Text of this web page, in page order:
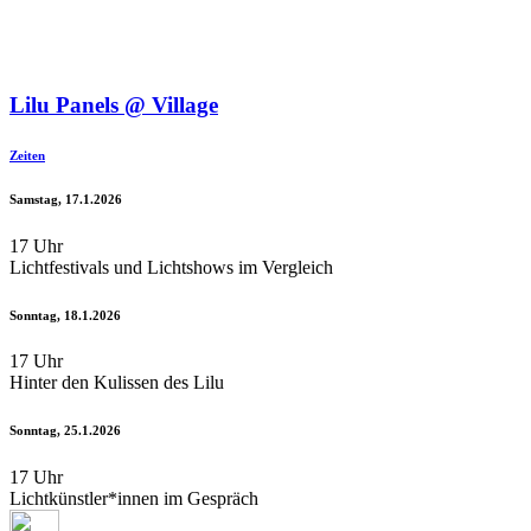
Lilu Panels @ Village
Zeiten
Samstag, 17.1.2026
17 Uhr
Lichtfestivals und Lichtshows im Vergleich
Sonntag, 18.1.2026
17 Uhr
Hinter den Kulissen des Lilu
Sonntag, 25.1.2026
17 Uhr
Lichtkünstler*innen im Gespräch